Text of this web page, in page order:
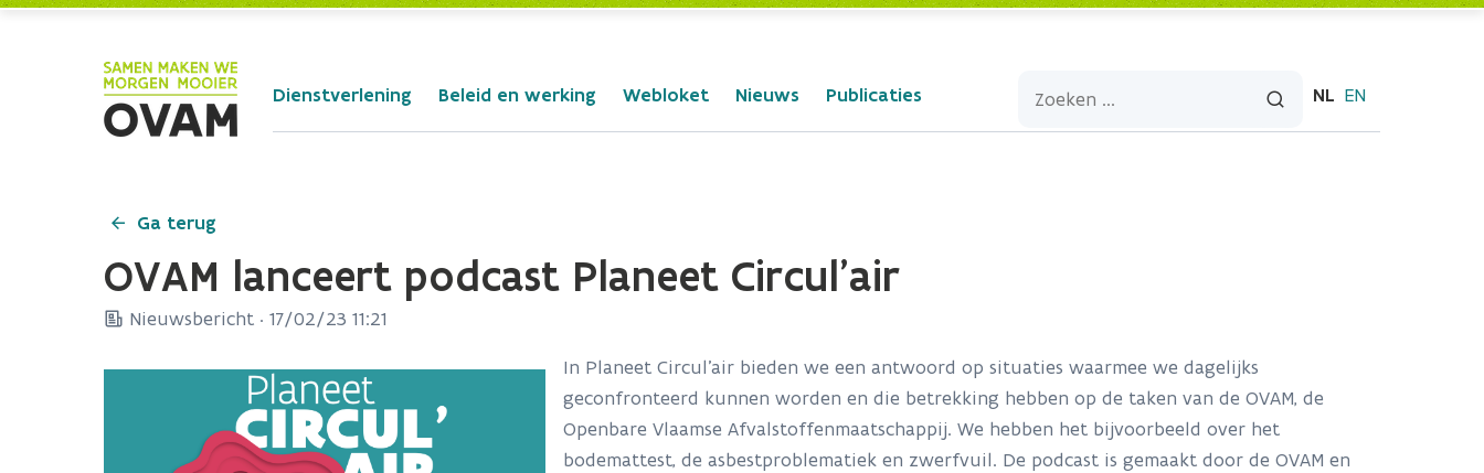
Dienstverlening Beleid en werking Webloket Nieuws Publicaties NL EN
Ga terug
OVAM lanceert podcast Planeet Circul'air
Nieuwsbericht · 17/02/23 11:21
In Planeet Circul'air bieden we een antwoord op situaties waarmee we dagelijks
geconfronteerd kunnen worden en die betrekking hebben op de taken van de OVAM, de
Openbare Vlaamse Afvalstoffenmaatschappij. We hebben het bijvoorbeeld over het
bodemattest, de asbestproblematiek en zwerfvuil. De podcast is gemaakt door de OVAM en